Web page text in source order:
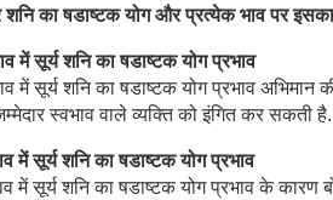
का षडाष्टक योग और प्रत्येक भाव पर
में सूर्य शनि का षडाष्टक योग प्रभाव
सूर्य शनि का षडाष्टक योग प्रभाव अभिमान
स्वभाव वाले व्यक्ति को इंगित कर सकती
में सूर्य शनि का षडाष्टक योग प्रभाव
सूर्य शनि का षडाष्टक योग प्रभाव के कारण